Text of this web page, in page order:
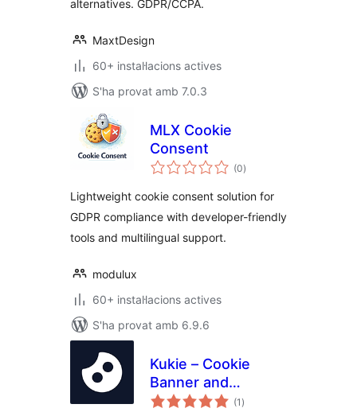
alternatives. GDPR/CCPA.
MaxtDesign
60+ instal·lacions actives
S'ha provat amb 7.0.3
MLX Cookie
Consent
(0puntuacions
totals
)
Lightweight cookie consent solution for
GDPR compliance with developer-friendly
tools and multilingual support.
modulux
60+ instal·lacions actives
S'ha provat amb 6.9.6
Kukie – Cookie
Banner and
Consent
(1 puntuacions
totals
)